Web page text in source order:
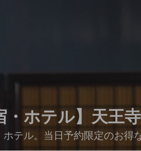
・ホテル】天王
テル。当日予約限定のお得